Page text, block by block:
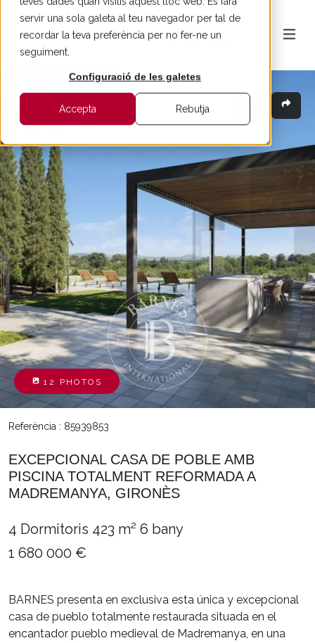
servir una sola galeta al teu navegador per tal de
recordar la teva preferència per no fer-ne un
seguiment.
Configuració de les galetes
Accepta Rebutja
12 PHOTOS
Referència : 85939853
EXCEPCIONAL CASA DE POBLE AMB
PISCINA TOTALMENT REFORMADA A
MADREMANYA, GIRONÈS
4 Dormitoris 423 m² 6 bany
1 680 000 €
BARNES presenta en exclusiva esta única y excepcional
casa de pueblo totalmente restaurada situada en el
encantador pueblo medieval de Madremanya, en una